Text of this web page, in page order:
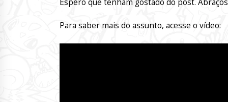
Espero que tenham gostado do post.
Para saber mais do assunto, acesse o vídeo: